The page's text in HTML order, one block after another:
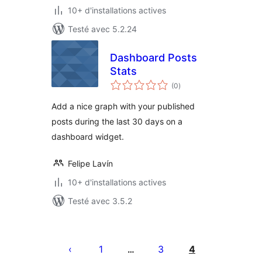
10+ d'installations actives
Testé avec 5.2.24
Dashboard Posts
Stats
(0notes
en
)
Add a nice graph with your published
posts during the last 30 days on a
dashboard widget.
Felipe Lavín
10+ d'installations actives
Testé avec 3.5.2
des
1 … 3 4